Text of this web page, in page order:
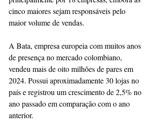
cinco maiores sejam responsáveis pelo
maior volume de vendas.
A Bata, empresa europeia com muitos anos
de presença no mercado colombiano,
vendeu mais de oito milhões de pares em
2024. Possui aproximadamente 30 lojas no
país e registrou um crescimento de 2,5% no
ano passado em comparação com o ano
anterior.